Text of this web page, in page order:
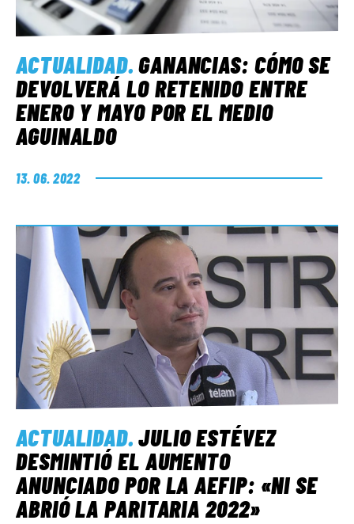
ACTUALIDAD.GANANCIAS: CÓMO SE
DEVOLVERÁ LO RETENIDO ENTRE
ENERO Y MAYO POR EL MEDIO
AGUINALDO
13. 06. 2022
ACTUALIDAD.JULIO ESTÉVEZ
DESMINTIÓ EL AUMENTO
ANUNCIADO POR LA AEFIP: «NI SE
ABRIÓ LA PARITARIA 2022»